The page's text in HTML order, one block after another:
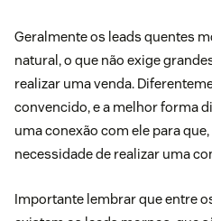
Geralmente os leads quentes
natural, o que não exige
realizar uma venda.
convencido, e a melhor forma
uma conexão com ele para
necessidade de realizar uma
Importante lembrar que entre